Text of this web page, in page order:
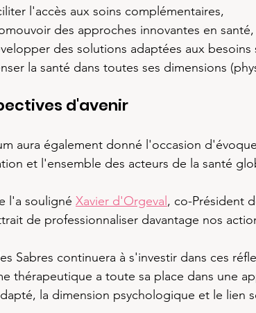
l'accès aux soins complémentaires,
des approches innovantes en santé,
des solutions adaptées aux
la santé dans toutes ses dimensions
d'avenir
aura également donné l'occasion
et l'ensemble des acteurs de la santé
l'a souligné Xavier d'Orgeval , co-Président
de professionnaliser davantage nos
Sabres continuera à s'investir dans ces
thérapeutique a toute sa place dans une
la dimension psychologique et le lien